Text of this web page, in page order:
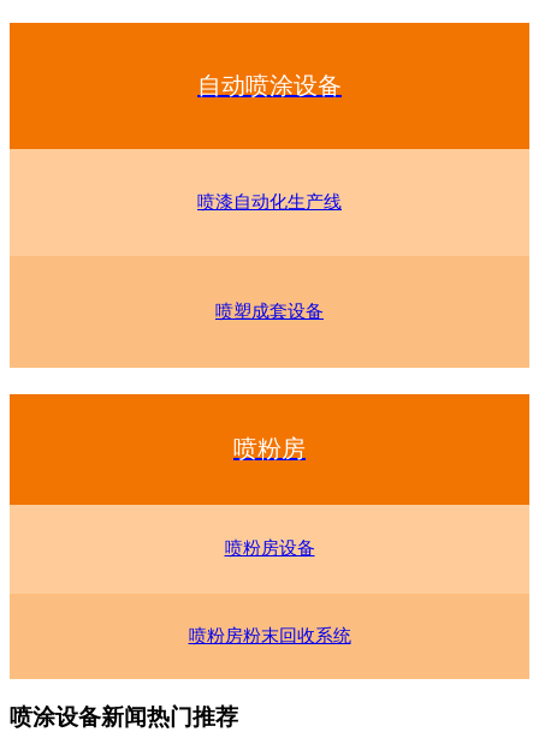
自动喷涂设备
喷漆自动化生产线
喷塑成套设备
喷粉房
喷粉房设备
喷粉房粉末回收系统
喷涂设备新闻热门推荐